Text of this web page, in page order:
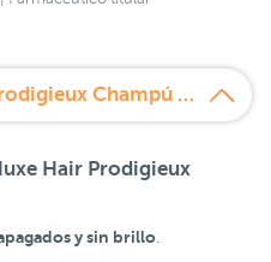
¿Qué es Nuxe Hair Prodigieux Champú Brillo?
Hair Prodigieux
y sin brillo